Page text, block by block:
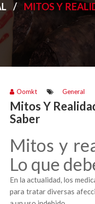
/ MITOS Y
General
Oomkt
Mitos Y
Saber
Mitos y
Lo que
En la actualidad, los
para tratar diversas